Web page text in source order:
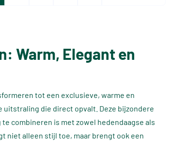
Warm, Elegant en
tot een exclusieve, warme en
die direct opvalt. Deze bijzondere
combineren is met zowel hedendaagse als
niet alleen stijl toe, maar brengt ook een